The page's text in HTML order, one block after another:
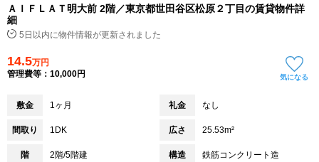
ＡＩＦＬＡＴ明大前 2階／東京都世田谷区松原２丁目の賃貸物件詳
細
5日以内に物件情報が更新されました
14.5万円
管理費等：10,000円
気になる
敷金 1ヶ月 礼金 なし
間取り 1DK 広さ 25.53m²
階 2階/5階建 構造 鉄筋コンクリート造